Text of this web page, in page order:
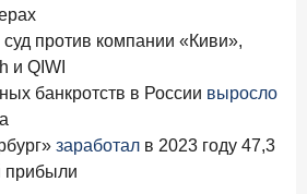
года объем выдач кредитов
руб.
ИССЛЕДОВАНИЕ
году: портрет клиента, тренды
суд против компании «Киви»,
и QIWI
банкротств в России выросло
заработал в 2023 году 47,3
прибыли